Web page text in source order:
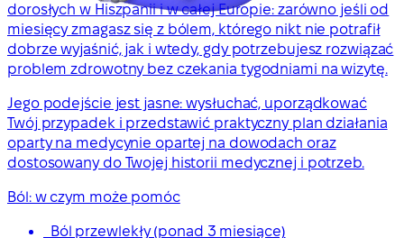
dorosłych w Hiszpanii i w całej Europie: zarówno jeśli od
miesięcy zmagasz się z bólem, którego nikt nie potrafił
dobrze wyjaśnić, jak i wtedy, gdy potrzebujesz rozwiązać
problem zdrowotny bez czekania tygodniami na wizytę.
Jego podejście jest jasne: wysłuchać, uporządkować
Twój przypadek i przedstawić praktyczny plan działania
oparty na medycynie opartej na dowodach oraz
dostosowany do Twojej historii medycznej i potrzeb.
Ból: w czym może pomóc
Ból przewlekły (ponad 3 miesiące)